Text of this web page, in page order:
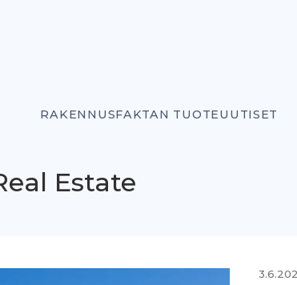
RAKENNUSFAKTAN TUOTEUUTISET
Estate